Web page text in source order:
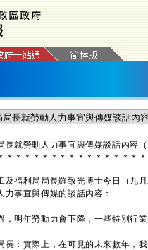
長就勞動人力事宜與傳媒談話內容（
＊ ＊ ＊ ＊ ＊ ＊ ＊ ＊ ＊ ＊ ＊ ＊ ＊ ＊ ＊ ＊
福利局局長羅致光博士今日（九月
力事宜與傳媒的談話內容：
，明年勞動力會下降，一些特別行
長：實際上，在可見的未來數年，